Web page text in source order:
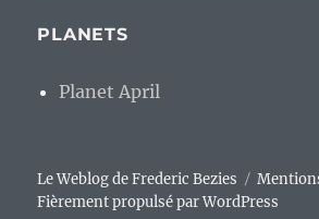
PLANETS
Planet April
Le Weblog de Frederic Bezies
Fièrement propulsé par WordPress